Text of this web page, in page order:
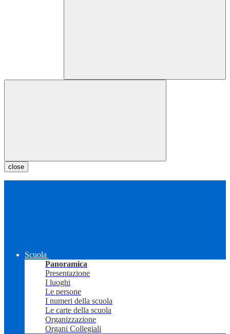
close
Scuola
Panoramica
Presentazione
I luoghi
Le persone
I numeri della scuola
Le carte della scuola
Organizzazione
Organi Collegiali